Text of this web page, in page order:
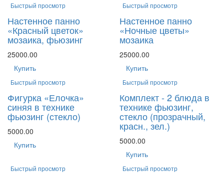
Быстрый просмотр
Настенное панно
«Красный цветок»
мозаика, фьюзинг
25000.00
Купить
Быстрый просмотр
Настенное панно
«Ночные цветы»
мозаика
25000.00
Купить
Быстрый просмотр
Фигурка «Елочка»
синяя в технике
фьюзинг (стекло)
5000.00
Купить
Быстрый просмотр
Комплект - 2 блюда в
технике фьюзинг,
стекло (прозрачный,
красн., зел.)
5000.00
Купить
Быстрый просмотр Быстрый просмотр